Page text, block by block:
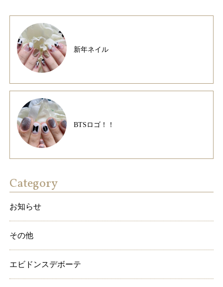
新年ネイル
BTSロゴ！！
Category
お知らせ
その他
エビドンスデボーテ